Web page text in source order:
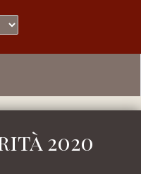
2020